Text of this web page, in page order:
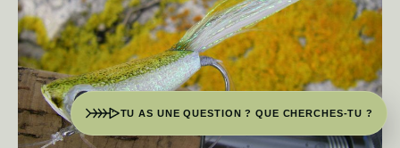
TU AS UNE QUESTION ? QUE CHERCHES-TU ?